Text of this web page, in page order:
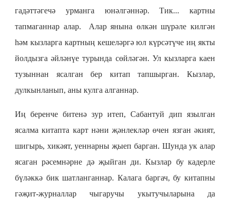
гадәттәгечә урманга юнәлгәннәр. Тик... картны
тапмаганнар алар. Алар янына өлкән шүрәле килгән
һәм кызларга картның кешеләргә юл күрсәтүче иң якты
йолдызга әйләнүе турында сөйләгән. Ул кызларга каен
тузыннан ясалган бер китап тапшырган. Кызлар,
дулкынланып, аны кулга алганнар.
Иң беренче битенә зур итеп, Сабантуй дип язылган
ясалма китапта карт нәни җәнлекләр өчен язган әкият,
шигырь, хикәят, уеннарны җыеп барган. Шунда ук алар
ясаган рәсемнәрне дә җыйган ди. Кызлар бу кадерле
бүләккә бик шатланганнар. Калага баргач, бу китапны
гәҗит-журналлар чыгаручы укытучыларына да